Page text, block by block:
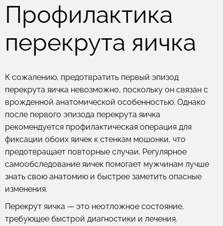
Профилактика
перекрута яичка
К сожалению, предотвратить первый эпизод
перекрута яичка невозможно, поскольку он связан с
врожденной анатомической особенностью. Однако
после первого эпизода перекрута яичка
рекомендуется профилактическая операция для
фиксации обоих яичек к стенкам мошонки, что
предотвращает повторные случаи. Регулярное
самообследование яичек помогает мужчинам лучше
знать свою анатомию и быстрее заметить опасные
изменения.
Перекрут яичка — это неотложное состояние,
требующее быстрой диагностики и лечения.